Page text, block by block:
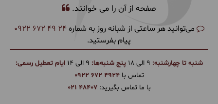
صفحه از آن را می خوانند.
می‌توانید هر ساعتی از شبانه روز به شماره 0922 672 49 24
پیام بفرستید.
شنبه تا چهارشنبه: پنج شنبه‌ها:
ایام تعطیل رسمی:
تماس با0922 672 4924
با ما تماس بگیرید:021 48407